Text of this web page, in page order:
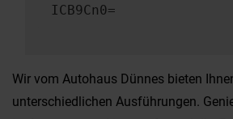
ICB9Cn0=
Wir vom Autohaus Dünnes bieten
unterschiedlichen Ausführungen.